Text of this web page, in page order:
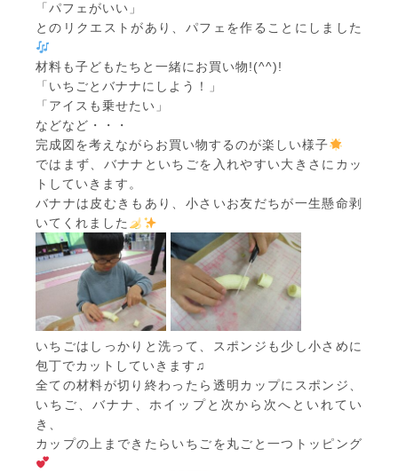
「パフェがいい」
とのリクエストがあり、パフェを作ることにしました
材料も子どもたちと一緒にお買い物!(^^)!
「いちごとバナナにしよう！」
「アイスも乗せたい」
などなど・・・
完成図を考えながらお買い物するのが楽しい様子
ではまず、バナナといちごを入れやすい大きさにカッ
トしていきます。
バナナは皮むきもあり、小さいお友だちが一生懸命剥
いてくれました
いちごはしっかりと洗って、スポンジも少し小さめに
包丁でカットしていきます♫
全ての材料が切り終わったら透明カップにスポンジ、
いちご、バナナ、ホイップと次から次へといれてい
き、
カップの上まできたらいちごを丸ごと一つトッピング